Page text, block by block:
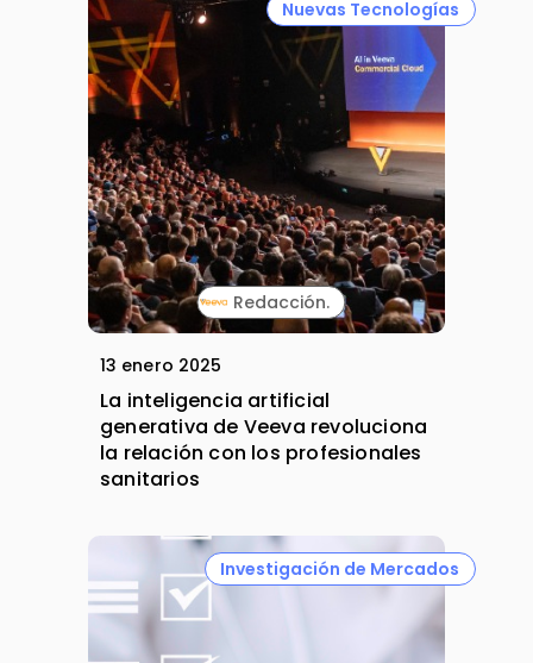
Nuevas Tecnologías
Redacción.
13 enero 2025
La inteligencia artificial
generativa de Veeva revoluciona
la relación con los profesionales
sanitarios
Investigación de Mercados